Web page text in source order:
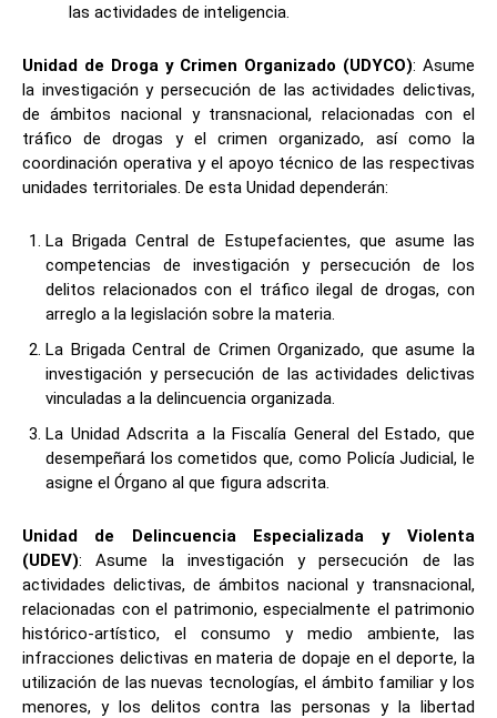
las actividades de inteligencia.
Unidad de Droga y Crimen Organizado (UDYCO): Asume
la investigación y persecución de las actividades delictivas,
de ámbitos nacional y transnacional, relacionadas con el
tráfico de drogas y el crimen organizado, así como la
coordinación operativa y el apoyo técnico de las respectivas
unidades territoriales. De esta Unidad dependerán:
La Brigada Central de Estupefacientes, que asume las
competencias de investigación y persecución de los
delitos relacionados con el tráfico ilegal de drogas, con
arreglo a la legislación sobre la materia.
La Brigada Central de Crimen Organizado, que asume la
investigación y persecución de las actividades delictivas
vinculadas a la delincuencia organizada.
La Unidad Adscrita a la Fiscalía General del Estado, que
desempeñará los cometidos que, como Policía Judicial, le
asigne el Órgano al que figura adscrita.
Unidad de Delincuencia Especializada y Violenta
(UDEV): Asume la investigación y persecución de las
actividades delictivas, de ámbitos nacional y transnacional,
relacionadas con el patrimonio, especialmente el patrimonio
histórico-artístico, el consumo y medio ambiente, las
infracciones delictivas en materia de dopaje en el deporte, la
utilización de las nuevas tecnologías, el ámbito familiar y los
menores, y los delitos contra las personas y la libertad